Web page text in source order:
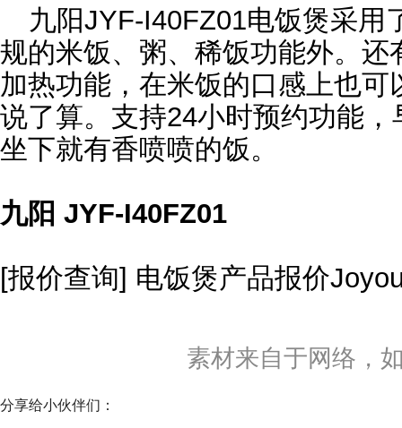
九阳JYF-I40FZ01电饭煲采用
规的米饭、粥、稀饭功能外。
加热功能，在米饭的口感上也
说了算。支持24小时预约功能
坐下就有香喷喷的饭。
九阳 JYF-I40FZ01
[报价查询] 电饭煲产品报价
素材来自于网络，
分享给小伙伴们：